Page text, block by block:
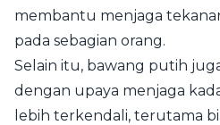
membantu menjaga
pada sebagian orang.
Selain itu, bawang putih
dengan upaya menjaga
lebih terkendali, terutama